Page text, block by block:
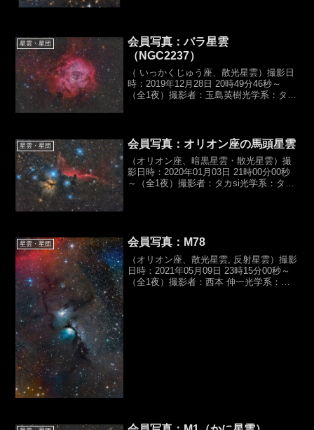
星雲・星団
会員写真：バラ星雲
（NGC2237）
（ いっかくじゅう座、散光星雲）撮影日
時：2019年12月28日 20時49分46秒～
（全1夜）撮影者：玉島英樹光学系：タカ
星雲・星団 会員写真：オリオン座の馬頭星雲
（オリオン座、暗黒星雲・散光星雲）撮
影日時：2020年01月03日 21時00分00秒
～（全1夜）撮影者：タカsi光学系：タカ
星雲・星団 会員写真：M78
（オリオン座、散光星雲, 反射星雲）撮影
日時：2021年05月09日 23時15分00秒～
（全1夜）撮影者：西本 伸一光学系：セ